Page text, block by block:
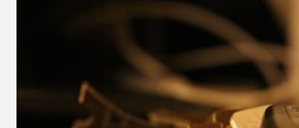
LA CCA-GE